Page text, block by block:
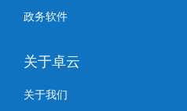
政务软件
关于卓云
关于我们